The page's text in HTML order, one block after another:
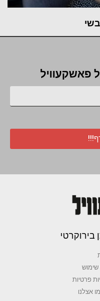
פאשקעוויל
בירוקרטי
שימוש
פרטיות
אצלנו